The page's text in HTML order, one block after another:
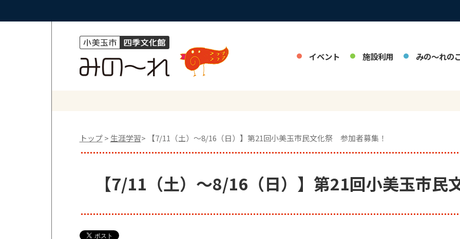
イベント 施設利用 みの～れの
トップ> 生涯学習> 【7/11（土）～8/16（日）】第21回小美玉市民文化祭 参加者募集！
【7/11（土）～8/16（日）】第21回小美玉市